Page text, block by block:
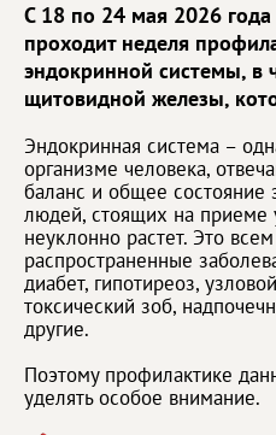
С 18 по 24 мая 2026 года
проходит неделя
эндокринной системы, в
щитовидной железы,
Эндокринная система –
организме человека,
баланс и общее состояние
людей, стоящих на приеме
неуклонно растет. Это
распространенные
диабет, гипотиреоз,
токсический зоб,
другие.
Поэтому профилактике
уделять особое внимание.